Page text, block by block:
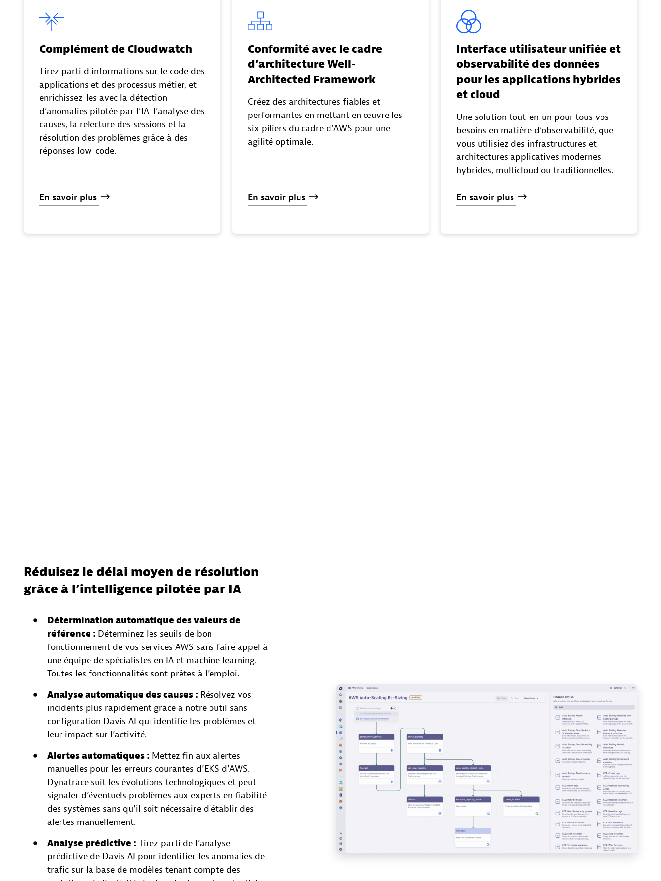
Complément de Cloudwatch
Tirez parti d'informations sur le code des
applications et des processus métier, et
enrichissez-les avec la détection
d’anomalies pilotée par l’IA, l’analyse des
causes, la relecture des sessions et la
résolution des problèmes grâce à des
réponses low-code.
En savoir plus
Conformité avec le cadre
d'architecture Well-
Architected Framework
Créez des architectures fiables et
performantes en mettant en œuvre les
six piliers du cadre d’AWS pour une
agilité optimale.
En savoir plus
Interface utilisateur unifiée et
observabilité des données
pour les applications hybrides
et cloud
Une solution tout-en-un pour tous vos
besoins en matière d’observabilité, que
vous utilisiez des infrastructures et
architectures applicatives modernes
hybrides, multicloud ou traditionnelles.
En savoir plus
Réduisez le délai moyen de résolution
grâce à l’intelligence pilotée par IA
Détermination automatique des valeurs de
référence : Déterminez les seuils de bon
fonctionnement de vos services AWS sans faire appel à
une équipe de spécialistes en IA et machine learning.
Toutes les fonctionnalités sont prêtes à l’emploi.
Analyse automatique des causes : Résolvez vos
incidents plus rapidement grâce à notre outil sans
configuration Davis AI qui identifie les problèmes et
leur impact sur l’activité.
Alertes automatiques : Mettez fin aux alertes
manuelles pour les erreurs courantes d’EKS d’AWS.
Dynatrace suit les évolutions technologiques et peut
signaler d’éventuels problèmes aux experts en fiabilité
des systèmes sans qu'il soit nécessaire d'établir des
alertes manuellement.
Analyse prédictive : Tirez parti de l’analyse
prédictive de Davis AI pour identifier les anomalies de
trafic sur la base de modèles tenant compte des